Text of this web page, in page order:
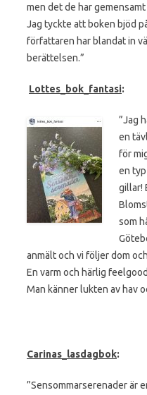
men det de har
Jag tyckte att boken bjöd
författaren har blandat in
berättelsen.”
Lottes_bok_fantasi:
”Jag
en
för
en
gillar!
som
anmält och vi följer dom
En varm och härlig
Man känner lukten av hav
Carinas_lasdagbok:
”Sensommarserenader är